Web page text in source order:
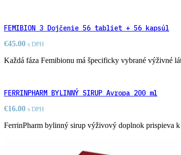
FEMIBION 3 Dojčenie 56 tabliet + 56 kapsúl
€45.00 s DPH
Každá fáza Femibionu má špecificky vybrané výživné
FERRINPHARM BYLINNÝ SIRUP Avropa 200 ml
€16.00 s DPH
FerrinPharm bylinný sirup výživový doplnok prispieva